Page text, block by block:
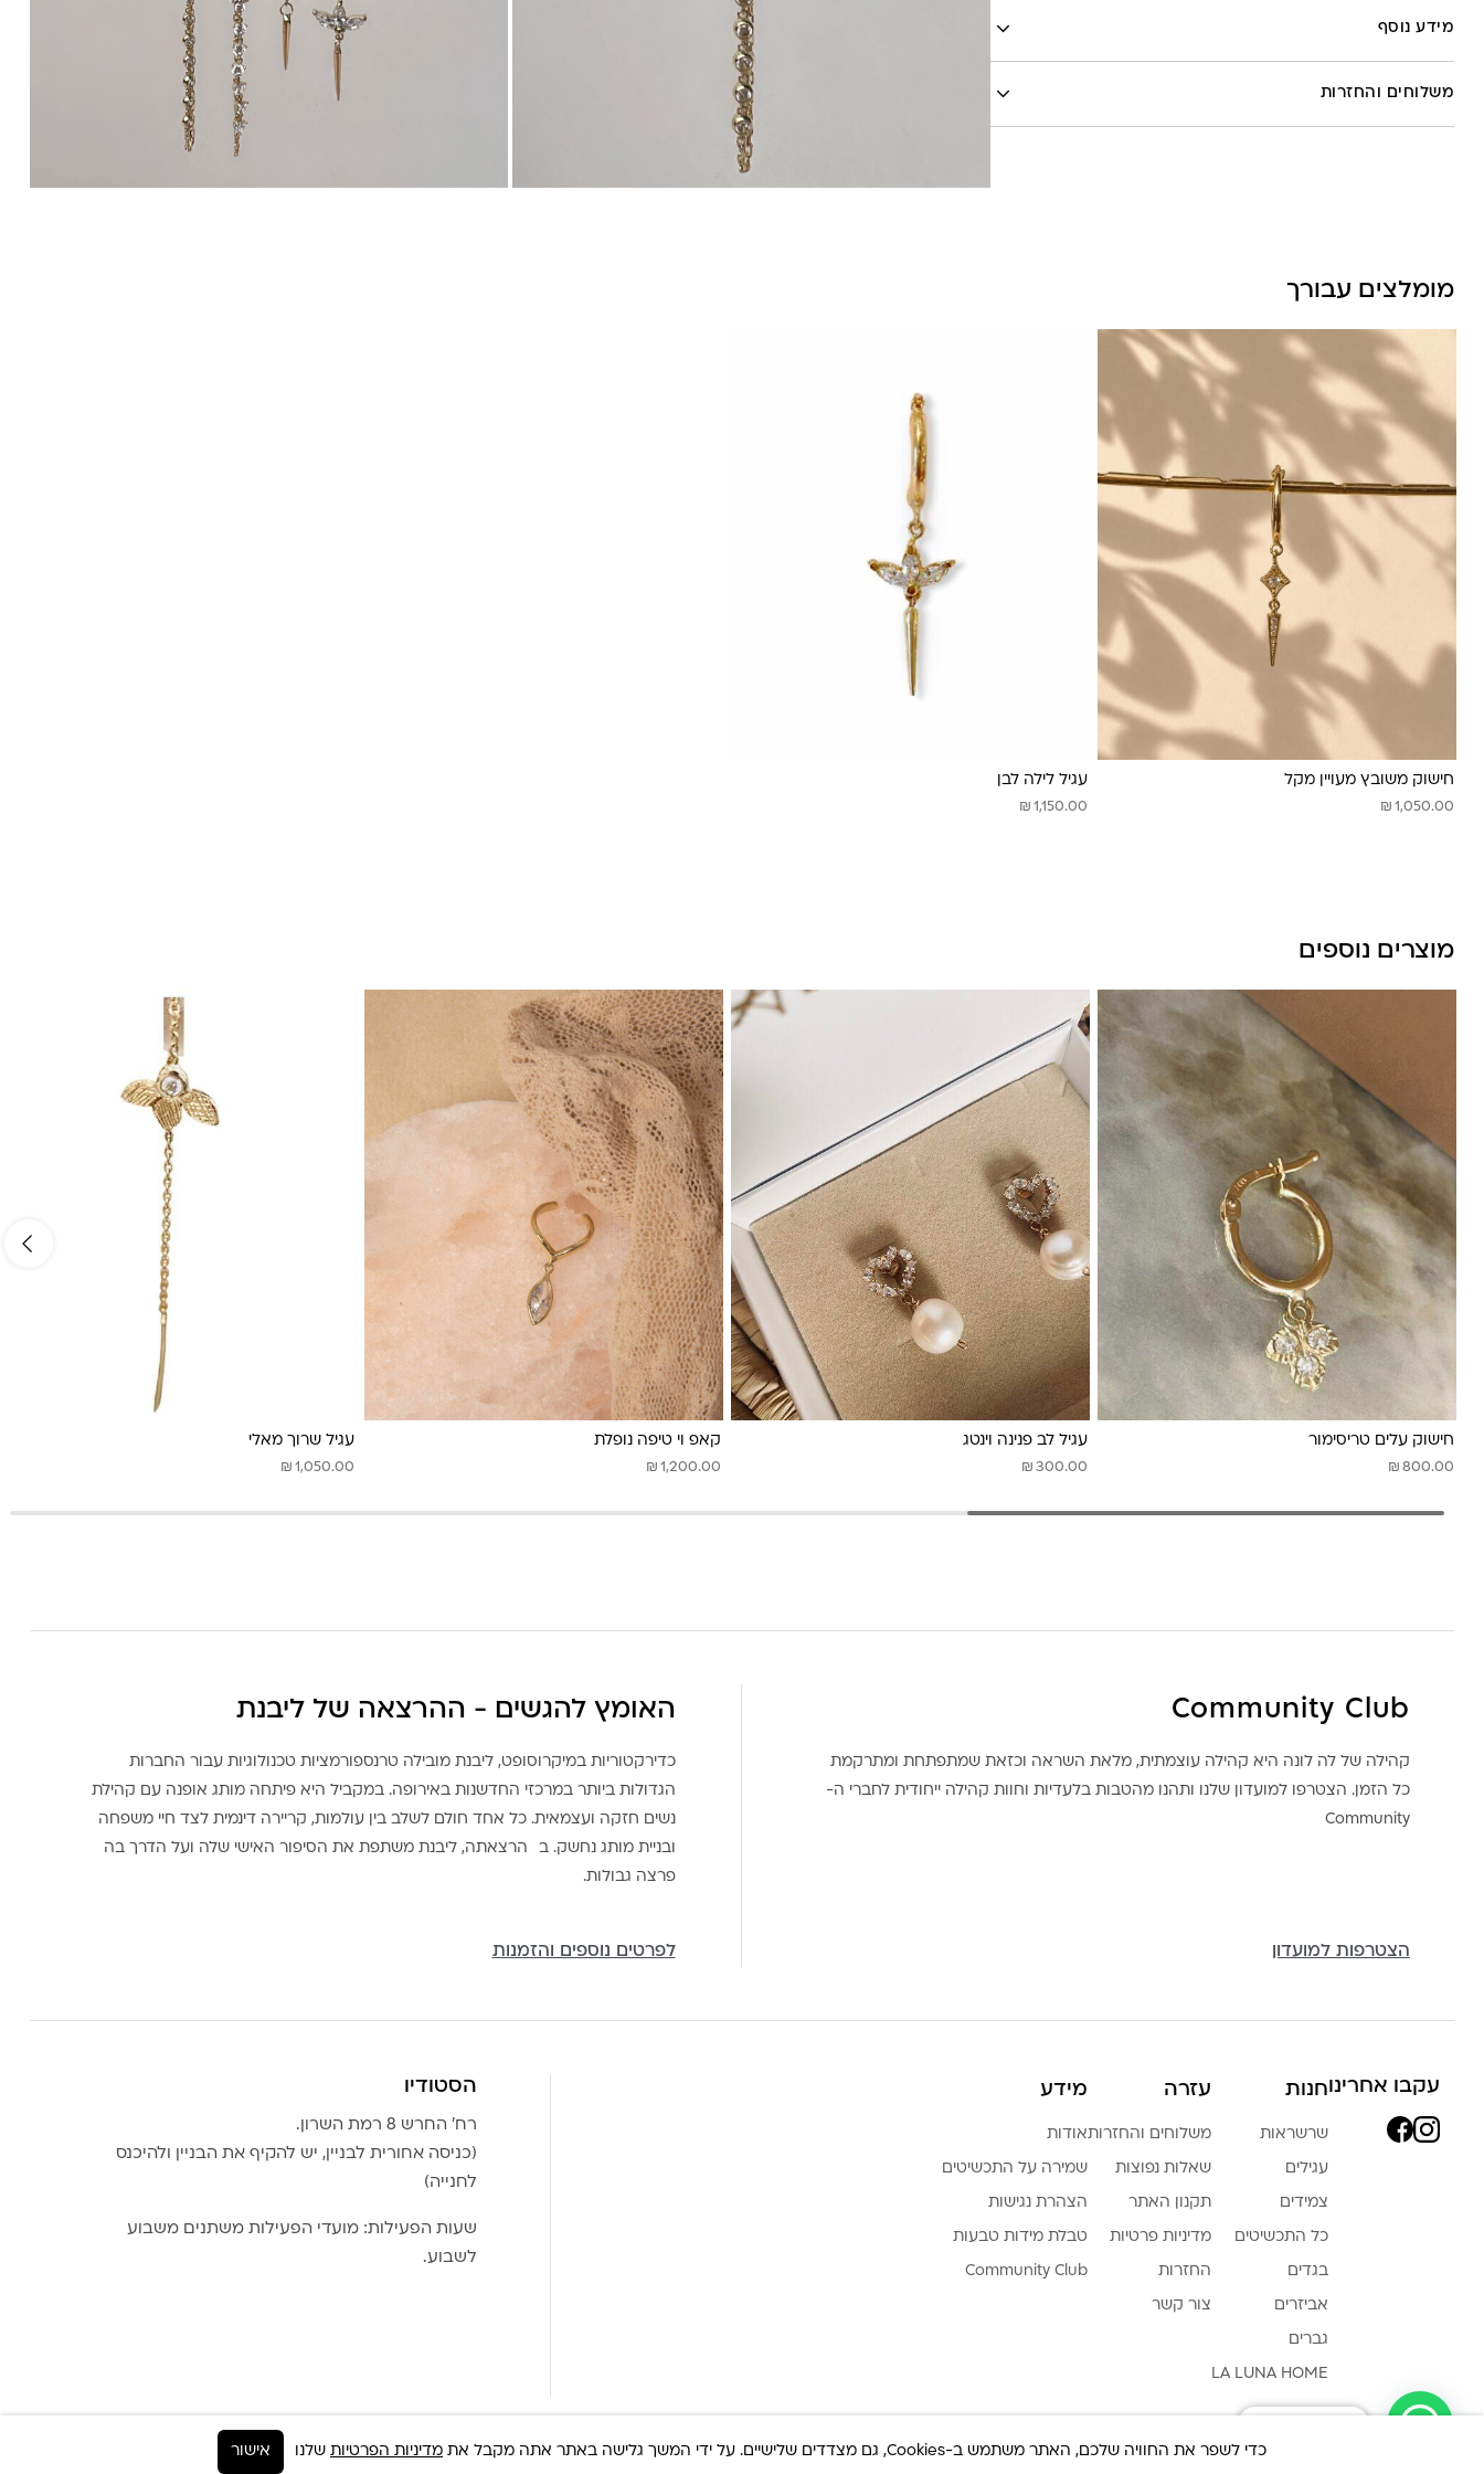
מידע נוסף
לונה מיה
משלוחים והחזרות
מומלצים עבורך
חישוק משובץ מעויין מקל
₪ 1,050.00
עגיל לילה לבן
₪ 1,150.00
מוצרים נוספים
חישוק עלים טריסימור
₪ 800.00
עגיל לב פנינה וינטג
₪ 300.00
קאפ וי טיפה נופלת
₪ 1,200.00
עגיל שרוך מאלי
₪ 1,050.00
Community Club
קהילה של לה לונה היא קהילה עוצמתית, מלאת השראה וכזאת שמתפתחת ומתרקמת
כל הזמן. הצטרפו למועדון שלנו ותהנו מהטבות בלעדיות וחוות קהילה ייחודית לחברי ה-
Community
הצטרפות למועדון
האומץ להגשים - ההרצאה של ליבנת
כדירקטוריות במיקרוסופט, ליבנת מובילה טרנספורמציות טכנולוגיות עבור החברות
הגדולות ביותר במרכזי החדשנות באירופה. במקביל היא פיתחה מותג אופנה עם קהילת
נשים חזקה ועצמאית. כל אחד חולם לשלב בין עולמות, קריירה דינמית לצד חיי משפחה
ובניית מותג נחשק. ב הרצאתה, ליבנת משתפת את הסיפור האישי שלה ועל הדרך בה
פרצה גבולות.
לפרטים נוספים והזמנות
עקבו אחרינוחנות
שרשראות
עגילים
צמידים
כל התכשיטים
בגדים
אביזרים
גברים
LA LUNA HOME
עזרה
משלוחים והחזרות
שאלות נפוצות
תקנון האתר
מדיניות פרטיות
החזרות
צור קשר
מידע
אודות
שמירה על התכשיטים
הצהרת נגישות
טבלת מידות טבעות
Community Club
הסטודיו
רח׳ החרש 8 רמת השרון.
(כניסה אחורית לבניין, יש להקיף את הבניין ולהיכנס
לחנייה)
שעות הפעילות: מועדי הפעילות משתנים משבוע
לשבוע.
כדי לשפר את החוויה שלכם, האתר משתמש ב-Cookies, גם מצדדים שלישיים. על ידי המשך גלישה באתר אתה מקבל את מדיניות הפרטיות שלנו אישור